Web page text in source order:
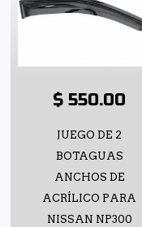
$ 550.00
JUEGO DE 2
BOTAGUAS
ANCHOS DE
ACRÍLICO PARA
NISSAN NP300